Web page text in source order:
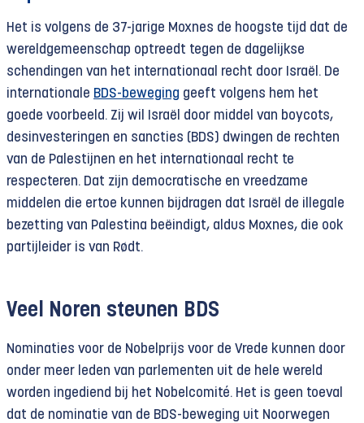
Het is volgens de 37-jarige Moxnes de hoogste tijd dat de
wereldgemeenschap optreedt tegen de dagelijkse
schendingen van het internationaal recht door Israël. De
internationale BDS-beweging geeft volgens hem het
goede voorbeeld. Zij wil Israël door middel van boycots,
desinvesteringen en sancties (BDS) dwingen de rechten
van de Palestijnen en het internationaal recht te
respecteren. Dat zijn democratische en vreedzame
middelen die ertoe kunnen bijdragen dat Israël de illegale
bezetting van Palestina beëindigt, aldus Moxnes, die ook
partijleider is van Rødt.
Veel Noren steunen BDS
Nominaties voor de Nobelprijs voor de Vrede kunnen door
onder meer leden van parlementen uit de hele wereld
worden ingediend bij het Nobelcomité. Het is geen toeval
dat de nominatie van de BDS-beweging uit Noorwegen